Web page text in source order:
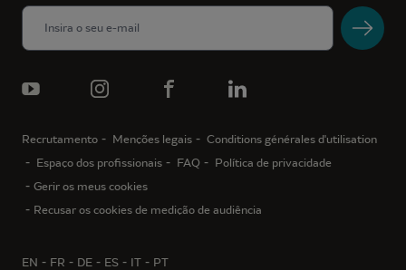
Recrutamento Menções legais
Conditions générales d'utilisation
Espaço dos profissionais
FAQ
Política de privacidade
Gerir os meus cookies
Recusar os cookies de medição de audiência
EN FR DE ES IT PT